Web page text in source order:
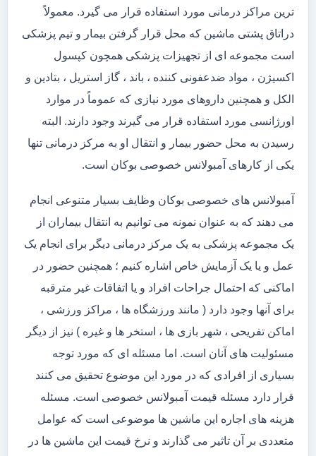
ترین مراکز درمانی مورد استفاده قرار می گیرد. معمولاً
دراتاق پشتی ماشین که محل قرار گرفتن بیمار و تیم پزشکی
است مجموعه ای از تجهیزات پزشکی همچون کپسول
اکسیژن ، مواد ضدعفونی کننده ، باند ، گاز استریل ، بتادین و
الکل و همچنین داروهای مورد نیازی که عموماً در موارد
اورژانسی مورد استفاده قرار می گیرند وجود دارند. البته
رسیدن به محل حضور بیمار و انتقال او به مرکز درمانی تنها
یکی از کارهای آمبولانس خصوصی بوکان است.
آمبولانس های خصوصی بوکان وظایف بسیار متنوعی انجام
می دهند که به عنوان نمونه می توانیم به انتقال بیماران از
یک مجموعه پزشکی به یک مرکز درمانی دیگر برای انجام یک
عمل و یا یک آزمایش خاص اشاره کنیم ؛ همچنین حضور در
اماکنی که احتمال جراحات افراد و یا اتفاقات غیر مترقبه
برای آنها وجود دارد ( مانند ورزشگاه ها ، مراکز ورزشی ،
اماکن تفریحی ، شهر بازی ها ، استخر ها و غیره ) نیز از دیگر
مسئولیت های آنان است. اما مسئله ای که مورد توجه
بسیاری از افرادی که در مورد این موضوع تحقیق می کنند
قرار دارد مسئله قیمت آمبولانس خصوصی است. مسئله
هزینه های اجاره این ماشین ها موضوعی است که عوامل
متعددی بر آن تاثیر می گذارند و نرخ قیمت این ماشین ها در